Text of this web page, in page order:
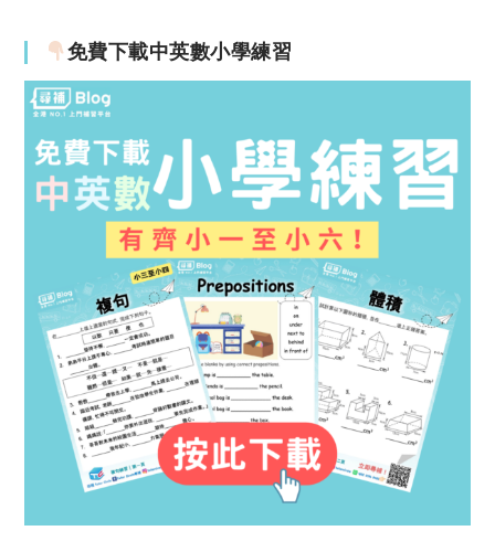
免費下載中英數小學練習